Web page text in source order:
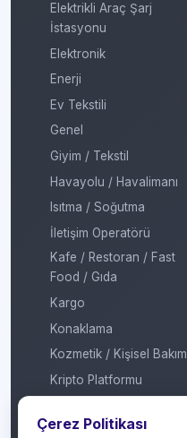
Elektrikli Araç Şarj
İstasyonu
Elektronik
Enerji
Ev Tekstili
Genel
Giyim / Tekstil
Havayolu / Havalimanı
Isıtma / Soğutma
İletişim Operatörü
Kafe / Restoran / Fast
Food / Gıda
Kargo
Konaklama
Kozmetik / Kişisel Bakım
Kripto Platformu
Kültür / Sanat
Çerez Politikası